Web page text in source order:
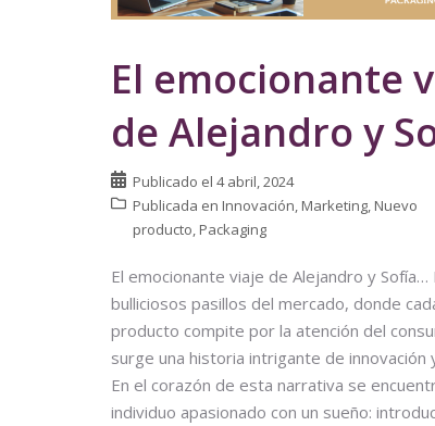
El emocionante
de Alejandro y
Publicado el 4 abril, 2024
Publicada en Innovación, Marketing, Nuevo
producto, Packaging
El emocionante viaje de Alejandro y Sofía…
bulliciosos pasillos del mercado, donde
producto compite por la atención del
surge una historia intrigante de innovación
En el corazón de esta narrativa se
individuo apasionado con un sueño: